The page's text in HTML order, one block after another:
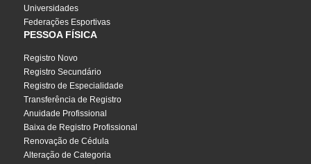
Universidades
Federações Esportivas
PESSOA FÍSICA
Registro Novo
Registro Secundário
Registro de Especialidade
Transferência de Registro
Anuidade Profissional
Baixa de Registro Profissional
Renovação de Cédula
Alteração de Categoria